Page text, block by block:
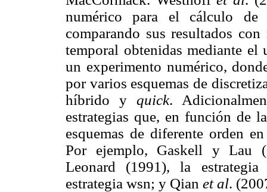
numérico para el cálculo
comparando sus resultados
temporal obtenidas mediante
un experimento numérico,
por varios esquemas de
híbrido yquick.
estrategias que, en función de
esquemas de diferente orden
Por ejemplo, Gaskell y Lau
Leonard (1991), la
estrategia wsn; y Qian et al.